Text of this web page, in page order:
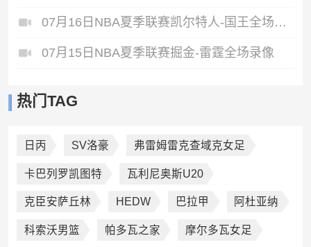
07月16日NBA夏季联赛凯尔特人-国王全场录像
07月15日NBA夏季联赛掘金-雷霆全场录像
热门TAG
日丙 SV洛豪 弗雷姆雷克查域克女足
卡巴列罗凯图特 瓦利尼奥斯U20
克臣安萨丘林 HEDW 巴拉甲 阿杜亚纳
科索沃男篮 帕多瓦之家 摩尔多瓦女足